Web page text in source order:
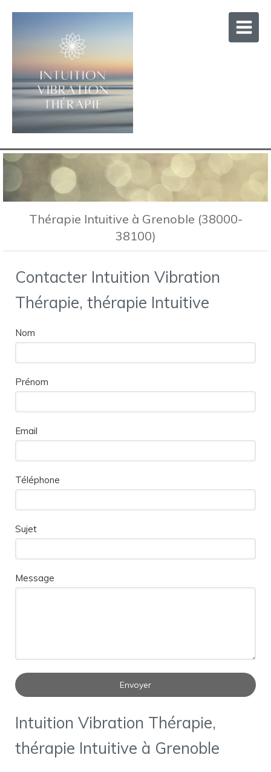
Thérapie Intuitive à Grenoble (38000-
38100)
Contacter Intuition Vibration
Thérapie, thérapie Intuitive
Nom
Prénom
Email
Téléphone
Sujet
Message
Envoyer
Intuition Vibration Thérapie,
thérapie Intuitive à Grenoble